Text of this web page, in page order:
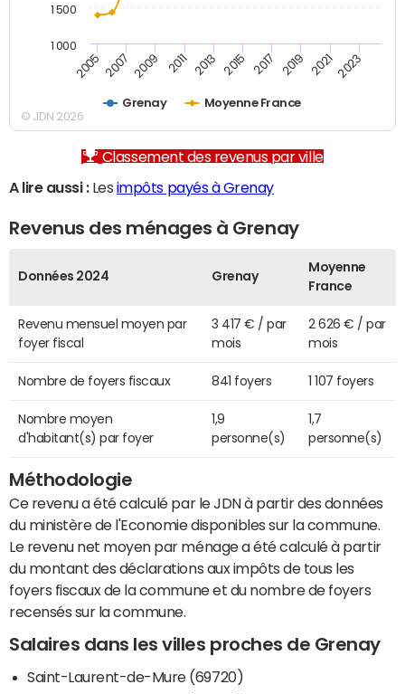
Grenay Moyenne France
2005 2007 2009 2011 2013 2015 2017 2019 2021 2023
1 000
1 500
© JDN 2026
Classement des revenus par ville
A lire aussi :Les impôts payés à Grenay
Revenus des ménages à Grenay
Données 2024 Grenay
Moyenne
France
Revenu mensuel moyen par
foyer fiscal
3 417 € / par
mois
2 626 € / par
mois
Nombre de foyers fiscaux 841 foyers 1 107 foyers
Nombre moyen
d'habitant(s) par foyer
1,9
personne(s)
1,7
personne(s)
Méthodologie
Ce revenu a été calculé par le JDN à partir des données
du ministère de l'Economie disponibles sur la commune.
Le revenu net moyen par ménage a été calculé à partir
du montant des déclarations aux impôts de tous les
foyers fiscaux de la commune et du nombre de foyers
recensés sur la commune.
Salaires dans les villes proches de Grenay
Saint-Laurent-de-Mure (69720)